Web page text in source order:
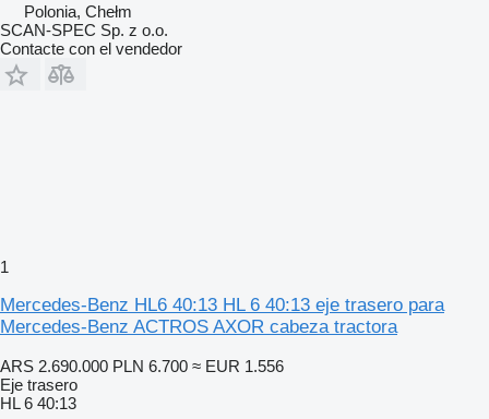
Polonia, Chełm
SCAN-SPEC Sp. z o.o.
Contacte con el vendedor
1
Mercedes-Benz HL6 40:13 HL 6 40:13 eje trasero para
Mercedes-Benz ACTROS AXOR cabeza tractora
ARS 2.690.000 PLN 6.700 ≈ EUR 1.556
Eje trasero
HL 6 40:13